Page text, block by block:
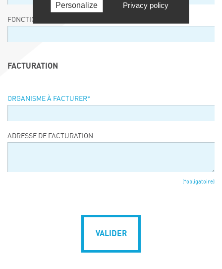
FONCTION
FACTURATION
ORGANISME À FACTURER*
ADRESSE DE FACTURATION
(*obligatoire)
VALIDER
Personalize Privacy policy